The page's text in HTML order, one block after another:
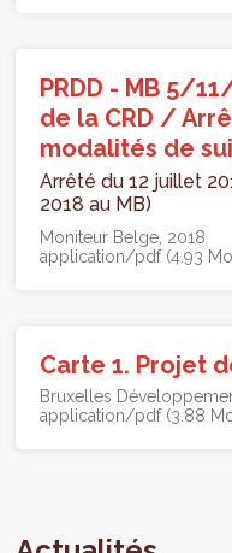
PRDD - MB 5/
de la CRD /
modalités de
Arrêté du 12 juillet
2018 au MB)
Moniteur Belge 2018
application/pdf (4.93
Carte 1. Projet
Bruxelles
application/pdf (3.88